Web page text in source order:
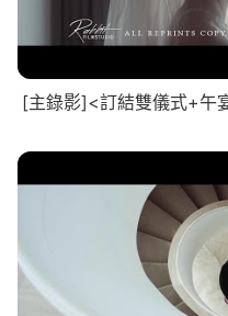
[主錄影]<訂結雙儀式+午